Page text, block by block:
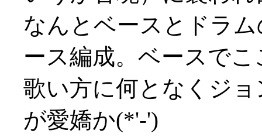
なんとベースとドラ
ース編成。ベースで
歌い方に何となくジ
が愛嬌か(*'-')